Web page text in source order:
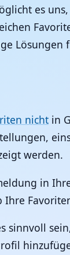
es
Lösungen
nichtin
werden.
in
sinnvoll